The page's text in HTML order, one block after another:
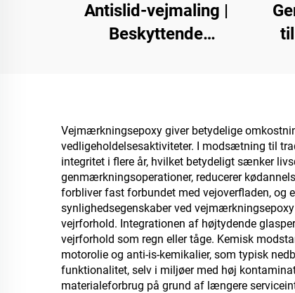
Antislid-vejmaling |
Beskyttende
belægninger
Vejmærkningsepoxy giver betydelige
vedligeholdelsesaktiviteter. I modsætning til
integritet i flere år, hvilket betydeligt sænker
genmærkningsoperationer, reducerer
forbliver fast forbundet med vejoverfladen, og
synlighedsegenskaber ved
vejrforhold. Integrationen af højtydende
vejrforhold som regn eller tåge. Kemisk
motorolie og anti-is-kemikalier, som typisk
funktionalitet, selv i miljøer med høj
materialeforbrug på grund af længere